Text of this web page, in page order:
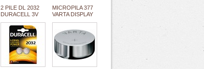
2 PILE DL 2032
DURACELL 3V
equivalente
cr2032 (#27A
11127A)
MICROPILA 377
VARTA DISPLAY
(equival.376,rw329,sr626,SR66/37/39)
#134